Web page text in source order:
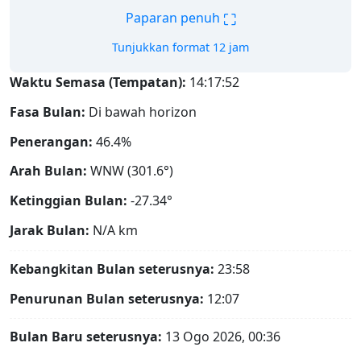
Paparan penuh ⛶
Tunjukkan format 12 jam
Waktu Semasa (Tempatan): 14:17:53
Fasa Bulan: Di bawah horizon
Penerangan: 46.4%
Arah Bulan: WNW (301.6°)
Ketinggian Bulan: -27.34°
Jarak Bulan: N/A km
Kebangkitan Bulan seterusnya: 23:58
Penurunan Bulan seterusnya: 12:07
Bulan Baru seterusnya: 13 Ogo 2026, 00:36